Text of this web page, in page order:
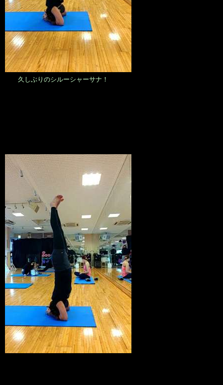
久しぶりのシルーシャーサナ！